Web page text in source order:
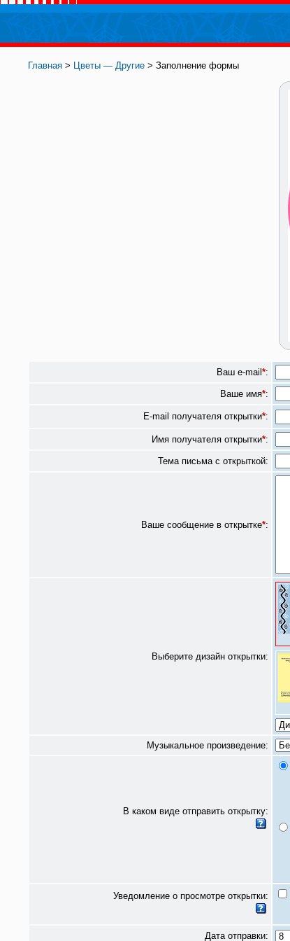
Главная > Цветы — Другие > Заполнение формы
Ваш e-mail *:
Ваше имя*:
E-mail получателя открытки*:
Имя получателя открытки*:
Тема письма с открыткой:
Ваше сообщение в открытке*:
Выберите дизайн открытки:
Музыкальное произведение:
В каком виде отправить открытку:
Уведомление о просмотре открытки:
Дата отправки: